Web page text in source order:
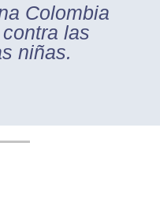
Colombia
las
niñas.